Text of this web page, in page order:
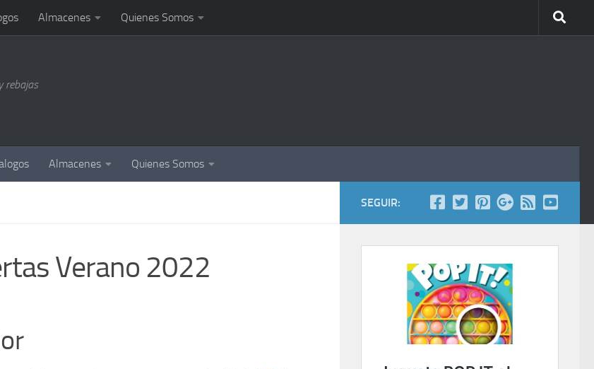
Almacenes Quienes Somos
rebajas
Almacenes Quienes Somos
Verano 2022
SEGUIR: